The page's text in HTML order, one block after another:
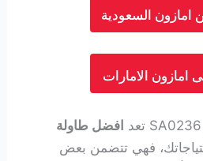
امازون السعودية
امازون الامارات
افضل طاولة
فهي تتضمن بعض